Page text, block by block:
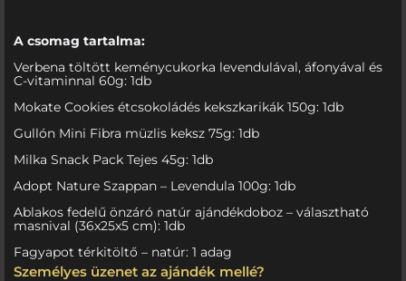
A csomag tartalma:
Verbena töltött keménycukorka levendulával, áfonyával és
C-vitaminnal 60g: 1db
Mokate Cookies étcsokoládés kekszkarikák 150g: 1db
Gullón Mini Fibra müzlis keksz 75g: 1db
Milka Snack Pack Tejes 45g: 1db
Adopt Nature Szappan – Levendula 100g: 1db
Ablakos fedelű önzáró natúr ajándékdoboz – választható
masnival (36x25x5 cm): 1db
Fagyapot térkitöltő – natúr: 1 adag
Személyes üzenet az ajándék mellé?